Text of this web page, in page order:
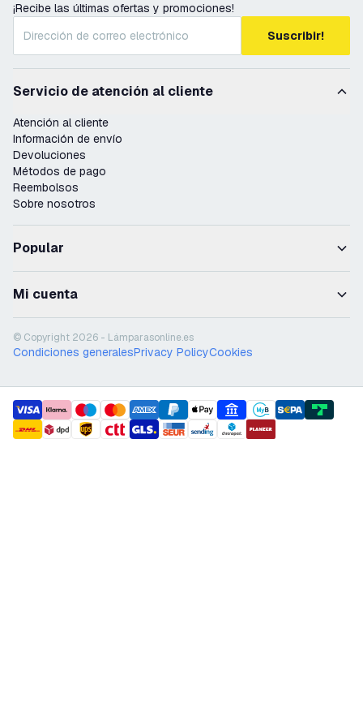
¡Recibe las últimas ofertas y promociones!
Suscribir!
Servicio de atención al cliente
Atención al cliente
Información de envío
Devoluciones
Métodos de pago
Reembolsos
Sobre nosotros
Popular
Mi cuenta
© Copyright 2026 - Lámparasonline.es
Condiciones generalesPrivacy PolicyCookies
payment methods
shipment methods